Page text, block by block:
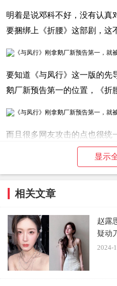
明着是说邓科不好，没有认真
要捆绑上《折腰》这部剧，这
要知道《与凤行》这一版的先
鹅厂新预告第一的位置，《折
而且很多网友攻击的点也很统
剧情太糊，我就想说，这还是
片都算不上，“剧情太糊”从哪
许会更好一点。
抛开这些网络繁杂事，我们来
身，对于这部剧我之所以特别
显示
相关文章
赵露
疑动
2024-